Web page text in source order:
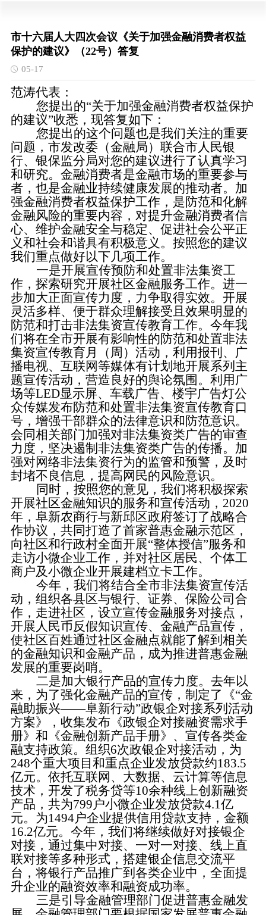
市十六届人大四次会议《关于加强金融消费者权益
保护的建议》（22号）答复
05-17
范涛代表：
您提出的“关于加强金融消费者权益保护
的建议”收悉，现答复如下：
您提出的这个问题也是我们关注的重要
问题，市发改委（金融局）联合市人民银
行、银保监分局对您的建议进行了认真学习
和研究。金融消费者是金融市场的重要参与
者，也是金融业持续健康发展的推动者。加
强金融消费者权益保护工作，是防范和化解
金融风险的重要内容，对提升金融消费者信
心、维护金融安全与稳定、促进社会公平正
义和社会和谐具有积极意义。按照您的建议
我们重点做好以下几项工作。
一是开展宣传预防和处置非法集资工
作，探索研究开展社区金融服务工作。 进一
步加大正面宣传力度，力争取得实效。开展
灵活多样、便于群众理解接受且效果明显的
防范和打击非法集资宣传教育工作。今年我
们将在全市开展有影响性的防范和处置非法
集资宣传教育月（周）活动，利用报刊、广
播电视、互联网等媒体有计划地开展系列主
题宣传活动，营造良好的舆论氛围。利用广
场等LED显示屏、车载广告、楼宇广告灯公
众传媒发布防范和处置非法集资宣传教育口
号，增强干部群众的法律意识和防范意识。
会同相关部门加强对非法集资类广告的审查
力度，坚决遏制非法集资类广告的传播。加
强对网络非法集资行为的监管和预警，及时
封堵不良信息，提高网民的风险意识。
同时，按照您的意见，我们将积极探索
开展社区金融知识的服务和宣传活动，2020
年，阜新农商行与新邱区政府签订了战略合
作协议，共同打造了首家普惠金融示范区，
向社区和行政村全面开展“整体授信”服务和
走访小微企业工作，并对社区居民、个体工
商户及小微企业开展建档立卡工作。
今年，我们将结合全市非法集资宣传活
动，组织各县区与银行、证券、保险公司合
作，走进社区，设立宣传金融服务对接点，
开展人民币反假知识宣传、金融产品宣传，
使社区百姓通过社区金融点就能了解到相关
的金融知识和金融产品，成为推进普惠金融
发展的重要岗哨。
二是加大银行产品的宣传力度。 去年以
来，为了强化金融产品的宣传，制定了《“金
融助振兴——阜新行动”政银企对接系列活动
方案》，收集发布《政银企对接融资需求手
册》和《金融创新产品手册》、宣传各类金
融支持政策。组织6次政银企对接活动，为
248个重大项目和重点企业发放贷款约183.5
亿元。依托互联网、大数据、云计算等信息
技术，开发了税务贷等10余种线上创新融资
产品，共为799户小微企业发放贷款4.1亿
元。为1494户企业提供信用贷款支持，金额
16.2亿元。今年，我们将继续做好对接银企
对接，通过集中对接、一对一对接、线上直
联对接等多种形式，搭建银企信息交流平
台，将银行产品推广到各类企业中，全面提
升企业的融资效率和融资成功率。
三是引导金融管理部门促进普惠金融发